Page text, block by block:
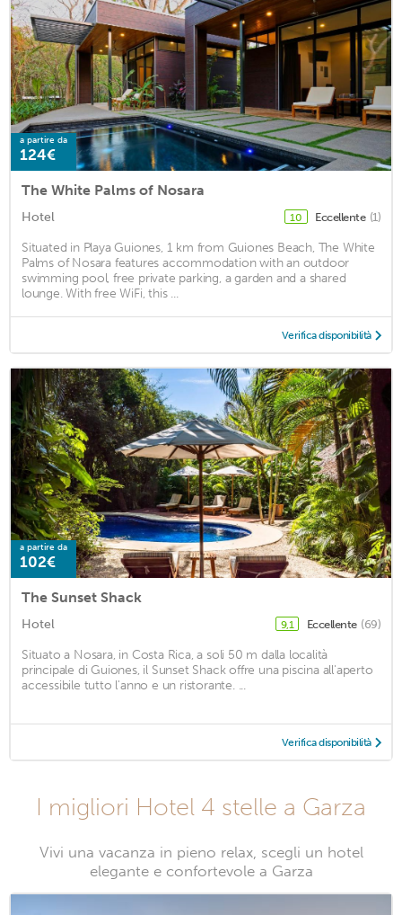
a partire da
124€
The White Palms of Nosara
Hotel 10 Eccellente (1)
Situated in Playa Guiones, 1 km from Guiones Beach, The White
Palms of Nosara features accommodation with an outdoor
swimming pool, free private parking, a garden and a shared
lounge. With free WiFi, this ...
Verifica disponibilità
a partire da
102€
The Sunset Shack
Hotel 9,1 Eccellente (69)
Situato a Nosara, in Costa Rica, a soli 50 m dalla località
principale di Guiones, il Sunset Shack offre una piscina all'aperto
accessibile tutto l'anno e un ristorante. ...
Verifica disponibilità
I migliori Hotel 4 stelle a Garza
Vivi una vacanza in pieno relax, scegli un hotel
elegante e confortevole a Garza